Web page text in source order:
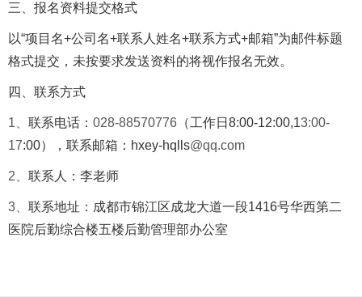
三、 报名资料提交格式
以“项目名+公司名+联系人姓名+联系方式+邮箱”为邮件标题
格式提交 ， 未按要求发送资料的将视作报名无效。
四、 联系方式
1、 联系电话： 028-88570776 （工作日 8:00-12:00,13:00-
17:00） ，联系邮箱： hxey-hqlls@qq.com
2、 联系人：李老师
3、 联系地址：成都市锦江区成龙大道一段1416号华西第二
医院后勤综合楼五楼后勤管理部办公室